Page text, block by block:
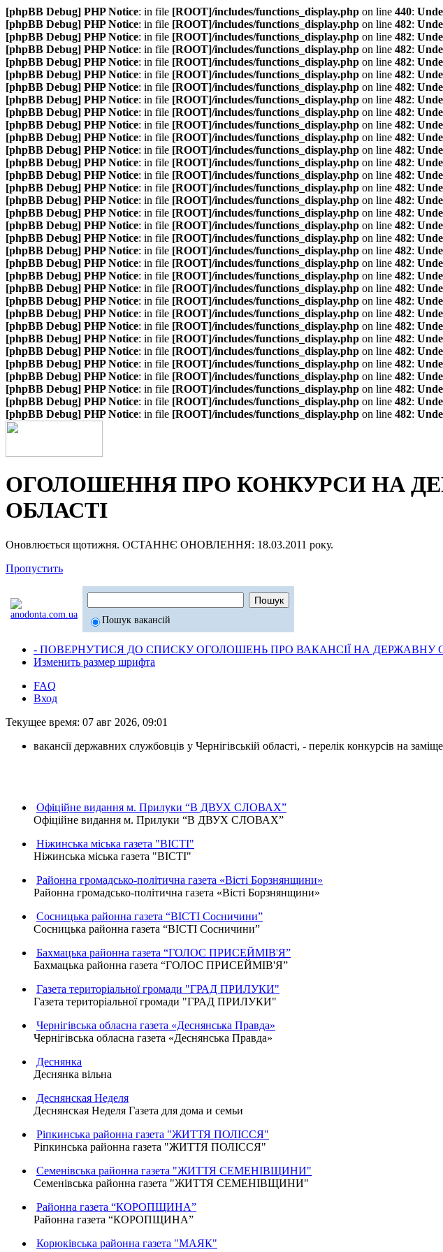
[phpBB Debug] PHP Notice: in file [ROOT]/includes/functions_display.php on line 440:
[phpBB Debug] PHP Notice: in file [ROOT]/includes/functions_display.php on line 482:
[phpBB Debug] PHP Notice: in file [ROOT]/includes/functions_display.php on line 482:
[phpBB Debug] PHP Notice: in file [ROOT]/includes/functions_display.php on line 482:
[phpBB Debug] PHP Notice: in file [ROOT]/includes/functions_display.php on line 482:
[phpBB Debug] PHP Notice: in file [ROOT]/includes/functions_display.php on line 482:
[phpBB Debug] PHP Notice: in file [ROOT]/includes/functions_display.php on line 482:
[phpBB Debug] PHP Notice: in file [ROOT]/includes/functions_display.php on line 482:
[phpBB Debug] PHP Notice: in file [ROOT]/includes/functions_display.php on line 482:
[phpBB Debug] PHP Notice: in file [ROOT]/includes/functions_display.php on line 482:
[phpBB Debug] PHP Notice: in file [ROOT]/includes/functions_display.php on line 482:
[phpBB Debug] PHP Notice: in file [ROOT]/includes/functions_display.php on line 482:
[phpBB Debug] PHP Notice: in file [ROOT]/includes/functions_display.php on line 482:
[phpBB Debug] PHP Notice: in file [ROOT]/includes/functions_display.php on line 482:
[phpBB Debug] PHP Notice: in file [ROOT]/includes/functions_display.php on line 482:
[phpBB Debug] PHP Notice: in file [ROOT]/includes/functions_display.php on line 482:
[phpBB Debug] PHP Notice: in file [ROOT]/includes/functions_display.php on line 482:
[phpBB Debug] PHP Notice: in file [ROOT]/includes/functions_display.php on line 482:
[phpBB Debug] PHP Notice: in file [ROOT]/includes/functions_display.php on line 482:
[phpBB Debug] PHP Notice: in file [ROOT]/includes/functions_display.php on line 482:
[phpBB Debug] PHP Notice: in file [ROOT]/includes/functions_display.php on line 482:
[phpBB Debug] PHP Notice: in file [ROOT]/includes/functions_display.php on line 482:
[phpBB Debug] PHP Notice: in file [ROOT]/includes/functions_display.php on line 482:
[phpBB Debug] PHP Notice: in file [ROOT]/includes/functions_display.php on line 482:
[phpBB Debug] PHP Notice: in file [ROOT]/includes/functions_display.php on line 482:
[phpBB Debug] PHP Notice: in file [ROOT]/includes/functions_display.php on line 482:
[phpBB Debug] PHP Notice: in file [ROOT]/includes/functions_display.php on line 482:
[phpBB Debug] PHP Notice: in file [ROOT]/includes/functions_display.php on line 482:
[phpBB Debug] PHP Notice: in file [ROOT]/includes/functions_display.php on line 482:
[phpBB Debug] PHP Notice: in file [ROOT]/includes/functions_display.php on line 482:
[phpBB Debug] PHP Notice: in file [ROOT]/includes/functions_display.php on line 482:
[phpBB Debug] PHP Notice: in file [ROOT]/includes/functions_display.php on line 482:
[phpBB Debug] PHP Notice: in file [ROOT]/includes/functions_display.php on line 482:
ОГОЛОШЕННЯ ПРО КОНКУРСИ НА
ОБЛАСТІ
Оновлюється щотижня. ОСТАННЄ ОНОВЛЕННЯ: 18.03.2011 року.
Пропустить
Пошук вакансій
- ПОВЕРНУТИСЯ ДО СПИСКУ ОГОЛОШЕНЬ ПРО ВАКАНСІЇ НА ДЕРЖАВНУ
Изменить размер шрифта
FAQ
Вход
Текущее время: 07 авг 2026, 09:01
вакансії державних службовців у Чернігівській області, - перелік конкурсів на
Офіційне видання м. Прилуки “В ДВУХ СЛОВАХ”
Офіційне видання м. Прилуки “В ДВУХ СЛОВАХ”
Ніжинська міська газета "ВІСТІ"
Ніжинська міська газета "ВІСТІ"
Районна громадсько-політична газета «Вісті Борзнянщини»
Районна громадсько-політична газета «Вісті Борзнянщини»
Сосницька районна газета “ВІСТІ Сосничини”
Сосницька районна газета “ВІСТІ Сосничини”
Бахмацька районна газета “ГОЛОС ПРИСЕЙМІВ'Я”
Бахмацька районна газета “ГОЛОС ПРИСЕЙМІВ'Я”
Газета територіальної громади "ГРАД ПРИЛУКИ"
Газета територіальної громади "ГРАД ПРИЛУКИ"
Чернігівська обласна газета «Деснянська Правда»
Чернігівська обласна газета «Деснянська Правда»
Деснянка
Деснянка вільна
Деснянская Неделя
Деснянская Неделя Газета для дома и семьи
Ріпкинська районна газета "ЖИТТЯ ПОЛІССЯ"
Ріпкинська районна газета "ЖИТТЯ ПОЛІССЯ"
Семенівська районна газета "ЖИТТЯ СЕМЕНІВЩИНИ"
Семенівська районна газета "ЖИТТЯ СЕМЕНІВЩИНИ"
Районна газета “КОРОПЩИНА”
Районна газета “КОРОПЩИНА”
Корюківська районна газета "МАЯК"